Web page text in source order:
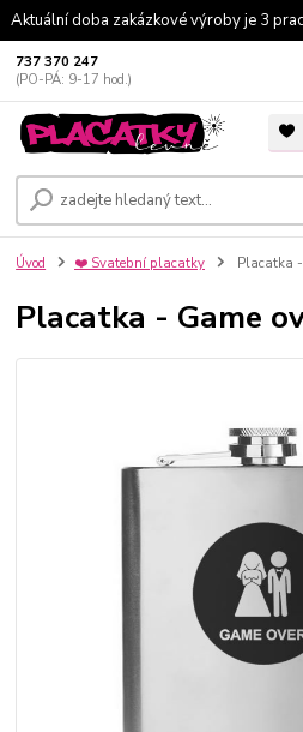
Aktuální doba zakázkové výroby je 3
737 370 247
(PO-PÁ: 9-17 hod.)
Úvod ❤️ Svatební placatky Placatka
Placatka - Game